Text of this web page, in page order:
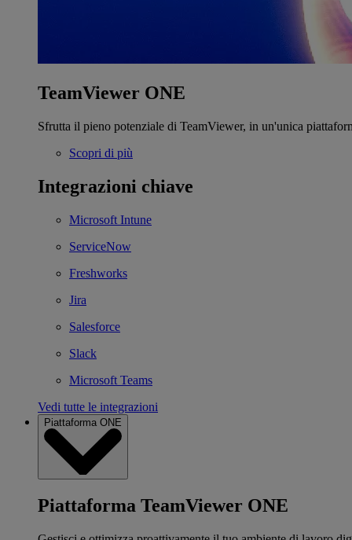
TeamViewer ONE
Sfrutta il pieno potenziale di TeamViewer, in un'unica
Scopri di più
Integrazioni chiave
Microsoft Intune
ServiceNow
Freshworks
Jira
Salesforce
Slack
Microsoft Teams
Vedi tutte le integrazioni
Piattaforma ONE
Piattaforma TeamViewer ONE